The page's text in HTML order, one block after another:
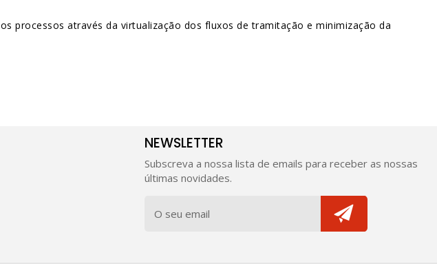
processos através da virtualização dos fluxos de tramitação e minimização da
NEWSLETTER
Subscreva a nossa lista de emails para receber as nossas
últimas novidades.